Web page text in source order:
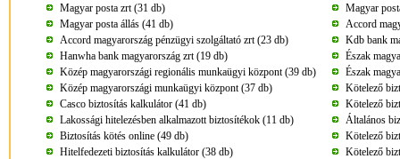
Magyar posta zrt (31 db)
Magyar
Magyar posta állás (41 db)
Accord
Accord magyarország pénzügyi szolgáltató zrt (23 db)
Kdb bank
Hanwha bank magyarország zrt (19 db)
Észak
Közép magyarországi regionális munkaügyi központ (39 db)
Észak
Közép magyarországi munkaügyi központ (37 db)
Kötelező
Casco biztosítás kalkulátor (41 db)
Kötelező
Lakossági hitelezésben alkalmazott biztosítékok (11 db)
Általános
Biztosítás kötés online (49 db)
Kötelező
Hitelfedezeti biztosítás kalkulátor (38 db)
Kötelező